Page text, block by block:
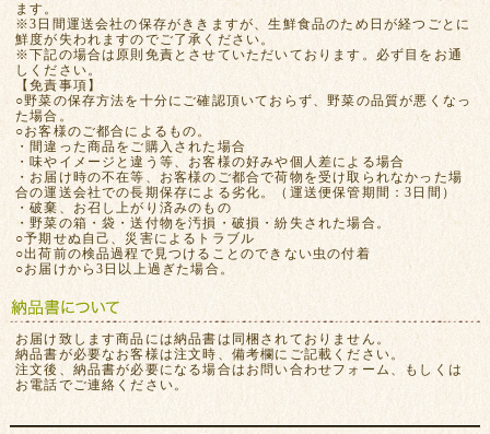
ます。
※3日間運送会社の保存がききますが、生鮮食品のため日が経つごとに
鮮度が失われますのでご了承ください。
※下記の場合は原則免責とさせていただいております。必ず目をお通
しください。
【免責事項】
○野菜の保存方法を十分にご確認頂いておらず、野菜の品質が悪くなっ
た場合。
○お客様のご都合によるもの。
・間違った商品をご購入された場合
・味やイメージと違う等、お客様の好みや個人差による場合
・お届け時の不在等、お客様のご都合で荷物を受け取られなかった場
合の運送会社での長期保存による劣化。（運送便保管期間：3日間）
・破棄、お召し上がり済みのもの
・野菜の箱・袋・送付物を汚損・破損・紛失された場合。
○予期せぬ自己、災害によるトラブル
○出荷前の検品過程で見つけることのできない虫の付着
○お届けから3日以上過ぎた場合。
お届け致します商品には納品書は同梱されておりません。
納品書が必要なお客様は注文時、備考欄にご記載ください。
注文後、納品書が必要になる場合はお問い合わせフォーム、もしくは
お電話でご連絡ください。